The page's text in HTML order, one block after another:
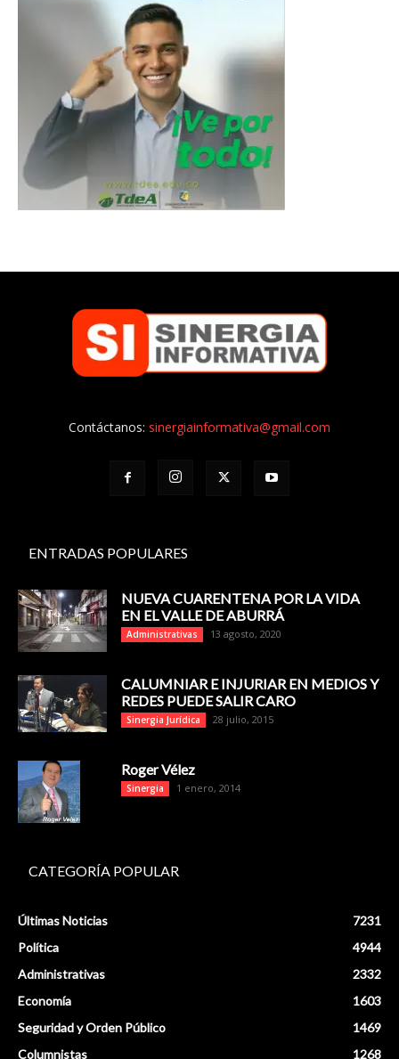
Contáctanos: sinergiainformativa@gmail.com
ENTRADAS POPULARES
NUEVA CUARENTENA POR LA VIDA
EN EL VALLE DE ABURRÁ
Administrativas 13 agosto, 2020
CALUMNIAR E INJURIAR EN MEDIOS Y
REDES PUEDE SALIR CARO
Sinergia Jurídica 28 julio, 2015
Roger Vélez
Sinergia 1 enero, 2014
CATEGORÍA POPULAR
Últimas Noticias
7231
Política
4944
Administrativas
2332
Economía
1603
Seguridad y Orden Público
1469
Columnistas
1268